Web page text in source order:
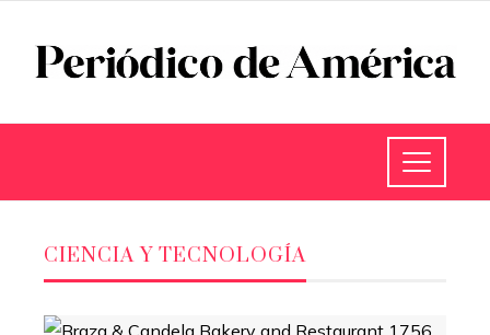
CIENCIA Y TECNOLOGÍA